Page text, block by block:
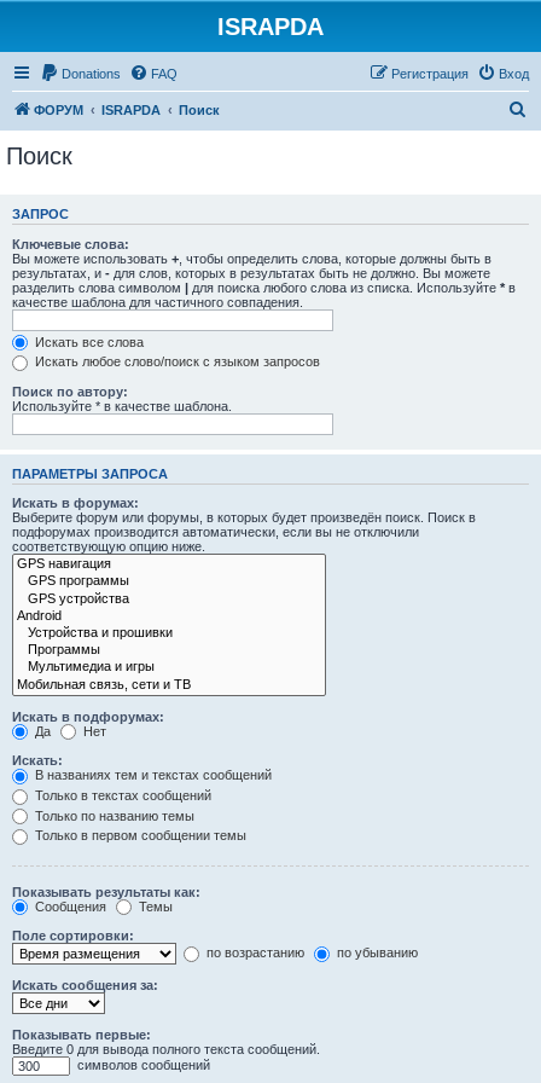
ISRAPDA
Donations FAQ Вход
Регистрация
ФОРУМ ISRAPDA Поиск
к
Поиск
ЗАПРОС
Ключевые слова:
Вы можете использовать + , чтобы определить слова, которые должны быть в
результатах, и - для слов, которых в результатах быть не должно. Вы можете
разделить слова символом | для поиска любого слова из списка. Используйте * в
качестве шаблона для частичного совпадения.
Искать все слова
Искать любое слово/поиск с языком запросов
Поиск по автору:
Используйте * в качестве шаблона.
ПАРАМЕТРЫ ЗАПРОСА
Искать в форумах:
Выберите форум или форумы, в которых будет произведён поиск. Поиск в
подфорумах производится автоматически, если вы не отключили
соответствующую опцию ниже.
Искать в подфорумах:
Да
Нет
Искать:
В названиях тем и текстах сообщений
Только в текстах сообщений
Только по названию темы
Только в первом сообщении темы
Показывать результаты как:
Сообщения
Темы
Поле сортировки:
по возрастанию
по убыванию
Искать сообщения за:
Показывать первые:
Введите 0 для вывода полного текста сообщений.
символов сообщений